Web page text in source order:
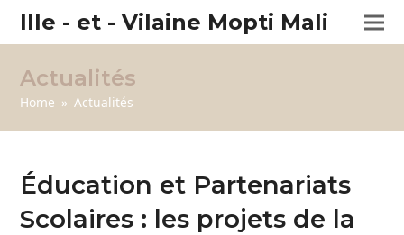
Ille - et - Vilaine Mopti Mali
Actualités
Home » Actualités
Éducation et Partenariats
Scolaires : les projets de la